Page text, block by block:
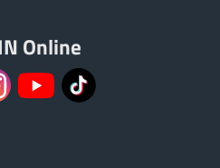
Online